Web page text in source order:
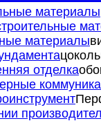
материалы
материалы
отделка